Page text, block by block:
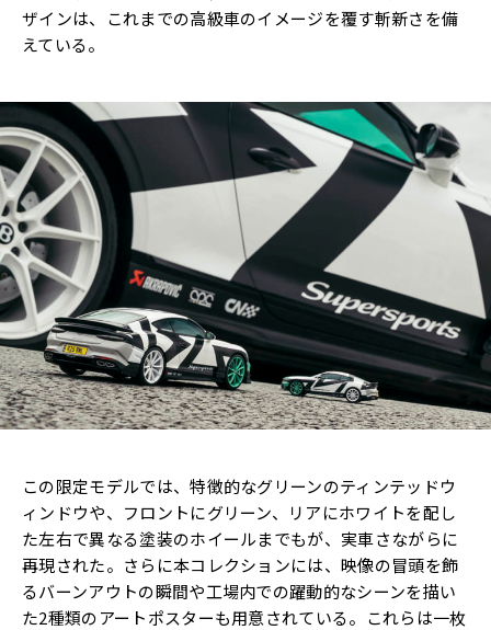
ザインは、これまでの高級車のイメージを覆す斬新さを備
えている。
この限定モデルでは、特徴的なグリーンのティンテッドウ
ィンドウや、フロントにグリーン、リアにホワイトを配し
た左右で異なる塗装のホイールまでもが、実車さながらに
再現された。さらに本コレクションには、映像の冒頭を飾
るバーンアウトの瞬間や工場内での躍動的なシーンを描い
た2種類のアートポスターも用意されている。これらは一枚